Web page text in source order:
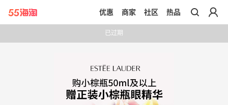
带你去官网买正品
优惠 商家 社区 热品
已过期